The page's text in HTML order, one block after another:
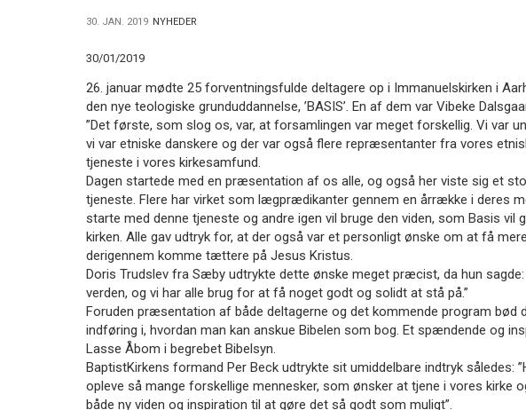
30. JAN. 2019 NYHEDER
30/01/2019
26. januar mødte 25 forventningsfulde deltagere op i Immanuelskirken i
den nye teologiske grunduddannelse, ’BASIS’. En af dem var Vibeke
”Det første, som slog os, var, at forsamlingen var meget forskellig. Vi var
vi var etniske danskere og der var også flere repræsentanter fra vores
tjeneste i vores kirkesamfund.
Dagen startede med en præsentation af os alle, og også her viste sig et
tjeneste. Flere har virket som lægprædikanter gennem en årrække i deres
starte med denne tjeneste og andre igen vil bruge den viden, som Basis vil
kirken. Alle gav udtryk for, at der også var et personligt ønske om at få
derigennem komme tættere på Jesus Kristus.
Doris Trudslev fra Sæby udtrykte dette ønske meget præcist, da hun
verden, og vi har alle brug for at få noget godt og solidt at stå på.”
Foruden præsentation af både deltagerne og det kommende program bød
indføring i, hvordan man kan anskue Bibelen som bog. Et spændende og
Lasse Åbom i begrebet Bibelsyn.
BaptistKirkens formand Per Beck udtrykte sit umiddelbare indtryk således:
opleve så mange forskellige mennesker, som ønsker at tjene i vores kirke
både ny viden og inspiration til at gøre det så godt som muligt”.